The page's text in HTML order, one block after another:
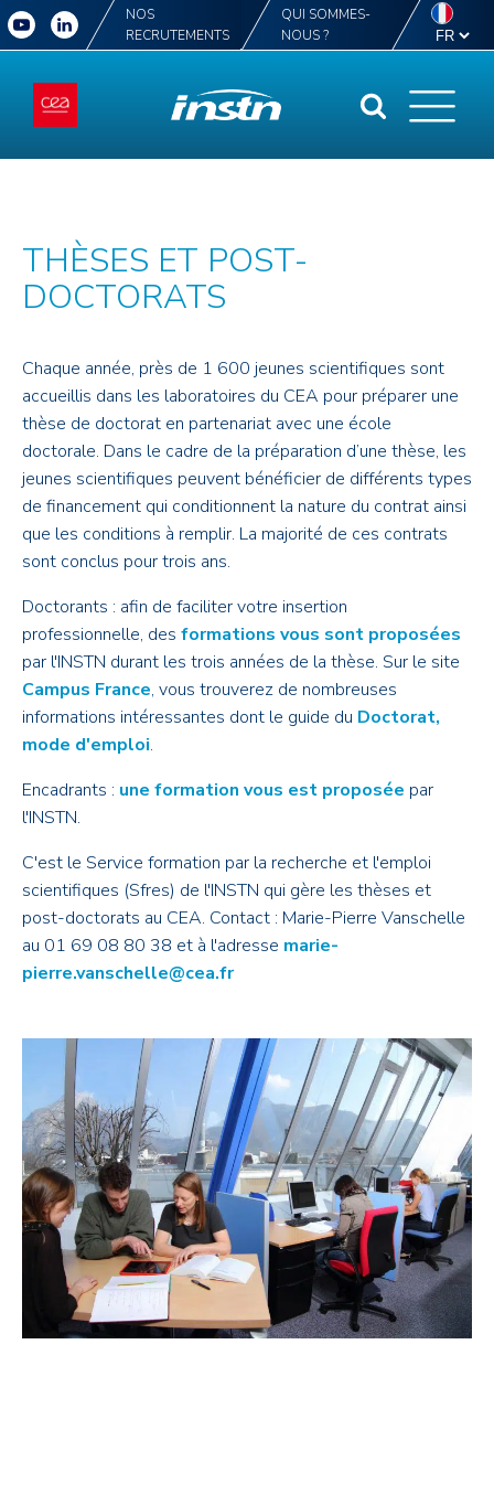
NOS
RECRUTEMENTS
QUI SOMMES-
NOUS ?
THÈSES ET POST-
DOCTORATS
Chaque année, près de 1 600 jeunes scientifiques sont
accueillis dans les laboratoires du CEA pour préparer une
thèse de doctorat en partenariat avec une école
doctorale. Dans le cadre de la préparation d’une thèse, les
jeunes scientifiques peuvent bénéficier de différents types
de financement qui conditionnent la nature du contrat ainsi
que les conditions à remplir. La majorité de ces contrats
sont conclus pour trois ans.
Doctorants : afin de faciliter votre insertion
professionnelle, des formations vous sont proposées
par l'INSTN durant les trois années de la thèse. Sur le site
Campus France, vous trouverez de nombreuses
informations intéressantes dont le guide du Doctorat,
mode d'emploi.
Encadrants : une formation vous est proposée par
l'INSTN.
C'est le Service formation par la recherche et l'emploi
scientifiques (Sfres) de l'INSTN qui gère les thèses et
post-doctorats au CEA. Contact : Marie-Pierre Vanschelle
au 01 69 08 80 38 et à l'adresse marie-
pierre.vanschelle@cea.fr